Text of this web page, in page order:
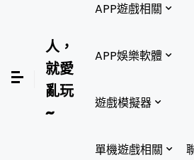
人，
就愛
亂玩
~
APP遊戲相關
APP娛樂軟體
遊戲模擬器
單機遊戲相關